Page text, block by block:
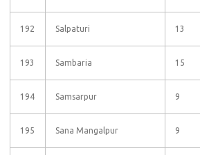
192 Salpaturi 13
193 Sambaria 15
194 Samsarpur 9
195 Sana Mangalpur 9